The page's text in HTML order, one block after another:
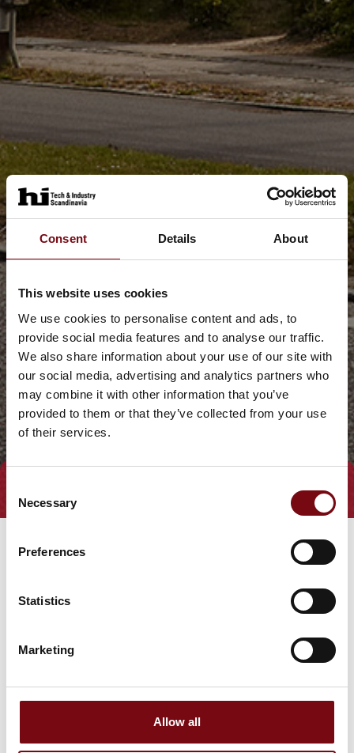
Consent Details About
This website uses cookies
We use cookies to personalise content and ads, to
provide social media features and to analyse our traffic.
We also share information about your use of our site with
our social media, advertising and analytics partners who
may combine it with other information that you’ve
provided to them or that they’ve collected from your use
of their services.
Selection
Necessary
Preferences
Statistics
Marketing
Allow all
Gå til hjemmeside